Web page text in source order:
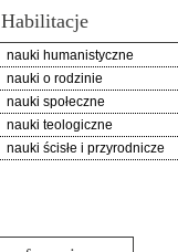
Habilitacje
nauki humanistyczne
nauki o rodzinie
nauki społeczne
nauki teologiczne
nauki ścisłe i przyrodnicze